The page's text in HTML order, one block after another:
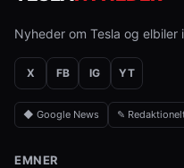
Nyheder om Tesla og
X FB IG YT
◆ Google News ✎
EMNER